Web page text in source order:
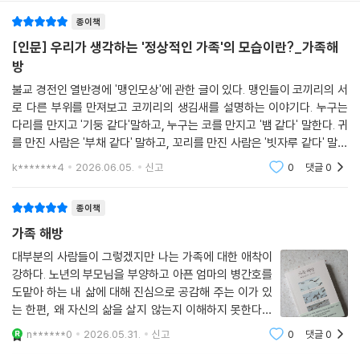
부족이 남긴 상처가 아물지는 않았다. 그녀가 지금껏 찾아낸 유일한 해결
책은 아버지가 그녀에게 해주지 않았던 방식으로 자기 아이들 곁을 지키는
것이다. 카를라는 저널리스트로서 쌓은 분석력 덕에 이러한 평생의 패턴을
알아차릴 수 있었다.
--- p.167~168
내면을 근본적으로 재정비할 때 가장 큰 변화를 일으키는 핵심은 우리 내
면의 목소리, 어린 시절 주입되어 우리를 끊임없이 질책하고 비난하는 메
자기돌봄을 혼동하듯 우리는 이 내면의 목소리를 양심으로 착각할 수 있
부정적 성향이다. 우리의 양심은 우리에게 진실을 말하고, 도움이 필요한
사람을 돕고, 지역사회에 받은 것을 돌려주고, 바리스타가 보고 있지 않아
도 팁을 남기라고 말한다. 반면 내면의 목소리는 이렇게 묻는다. “넌 대체
문제가 뭐야?” “그 남자는 네 헛소리를 듣고 싶어하지 않아.” “정말 꼴불
견이야. 형편없어 보여.” 혹은 “그만 징징대고 한 번만이라도 남자답게 굴
어.” 린지 깁슨이 경고하듯 장기적으로 “지속되는 부정적인 메시지의 존재
런이 가장 강조하는 수단은 학대자와 생존자 사이에 규칙을 정하는 일이
다. 규칙은 세 가지 놀라운 변화를 불러온다. 첫째, 이전과 달리 생존자가
자신의 요구를 우선시할 수 있다. 둘째, 학대자가 규칙을 따른다면 그와 화
해할 수도 있다. 마지막으로 학대자와 생존자 사이 힘의 균형을 바꿈으로
써 생존자의 자존감을 회복할 수 있다. 규칙을 만들고 알리고 실행하는 과
정을 통해 생존자는 ‘혹시 내가 너무 독선적으로 판단한 건 아닐까?’ 하는
염려를 지운다. 돌런은 규칙 세우기 외에도 어린 시절 받아 마땅했던 방식
으로 스스로를 돌보는 ‘재양육’과 학대의 증상과 영향을 추상적 개념이 아
닌 구체적인 현실로 자각시키는 ‘목록화’ 등 생존자의 치유를 위해 다양한
생존자는 절연 과정에서 다양한 부담을 느낀다. 특히 부당한 죄책감을 느
끼는 생존자가 많다. 양육자는 피치 못할 상황이 아니면 자녀에게 의식주
와 교육, 의료서비스를 마땅히 제공해야 한다. 당연한 권리인데도 많은 생
존자가 자신이 빚을 졌다는 생각에 괴로워한다. 돌런은 단호히 선언한다.
우리는 가족에게 진 빚이 없다고. 오히려 빚을 진 쪽은 학대자라며 ‘배상’
개념을 제시하기도 한다. 생존자가 학대자에게 받은 지원은 모두 생존자가
받은 고통에 대한 최소한의 배상일 뿐이다. 그간 받아온 고통에 비하면 그
을 만난 개인의 불운으로 축소되어 그려지는 경우가 많았기 때문이다. 저
강제당했던 소수자의 운동과도 연결 짓는다. 자신이 경험한 고통이 우정과
환대의 공동체와 어떻게 만났는지, 원가족이 아닌 선택 가족들을 통해 삶
이 어떻게 확장되었는지도 아주 깊고 다양하게 드러내고 있다. 그런 면에
서 더욱 반가운 책이다. 저자는 생존자들과 나눈 대화가 책을 쓰는 과정에
서 마주한 가장 큰 축복이었다고 말한다. 이 책을 통해서 많은 생존자의 이
야기가 더 이어지길, 가족과 절연하여 집을 떠나고도 생존자들이 잘살아갈
수 있는 사회가 되길 바란다. 이 책이 아직까지 학대의 원인을 본인에게서
닿기를 진심으로 바란다!
- 김순남 (가족구성권연구소 기획운영위원, 『가족을 구성할 권리』 저자)
돌런은 개선의 여지없이 학대를 일삼는 가족구성원과 멀어져야 한다고 설
득력 있게 주장한다. (…) 지적으로 엄밀한 이 선언문은 생존자에겐 합리적
인 경계 설정을 허락하는 ‘파란불’이자 학대자에겐 통쾌할 만큼 거침없는
경고를 전하는 ‘빨간불’이다.
종이책
[인문] 우리가 생각하는 '정상적인 가족'의 모습이란?_가족해
방
불교 경전인 열반경에 '맹인모상'에 관한 글이 있다. 맹인들이 코끼리의 서
로 다른 부위를 만져보고 코끼리의 생김새를 설명하는 이야기다. 누구는
다리를 만지고 '기둥 같다'말하고, 누구는 코를 만지고 '뱀 같다' 말한다. 귀
를 만진 사람은 '부채 같다' 말하고, 꼬리를 만진 사람은 '빗자루 같다' 말한
다. 이들은 모두 자신의 입장에서 한치 거짓없는 명백한 진실을 말하고 있
k*******4 2026.06.05. 신고 0 댓글0
종이책
가족 해방
대부분의 사람들이 그렇겠지만 나는 가족에 대한 애착이
강하다. 노년의 부모님을 부양하고 아픈 엄마의 병간호를
도맡아 하는 내 삶에 대해 진심으로 공감해 주는 이가 있
는 한편, 왜 자신의 삶을 살지 않는지 이해하지 못한다는
이도 있다. 당연히 받아들여 온 가족의 형태이기에 가족을
바라보는 다른 시각이 궁금했다.현재 미국에서 가장 영향
n******0 2026.05.31. 신고 0 댓글0